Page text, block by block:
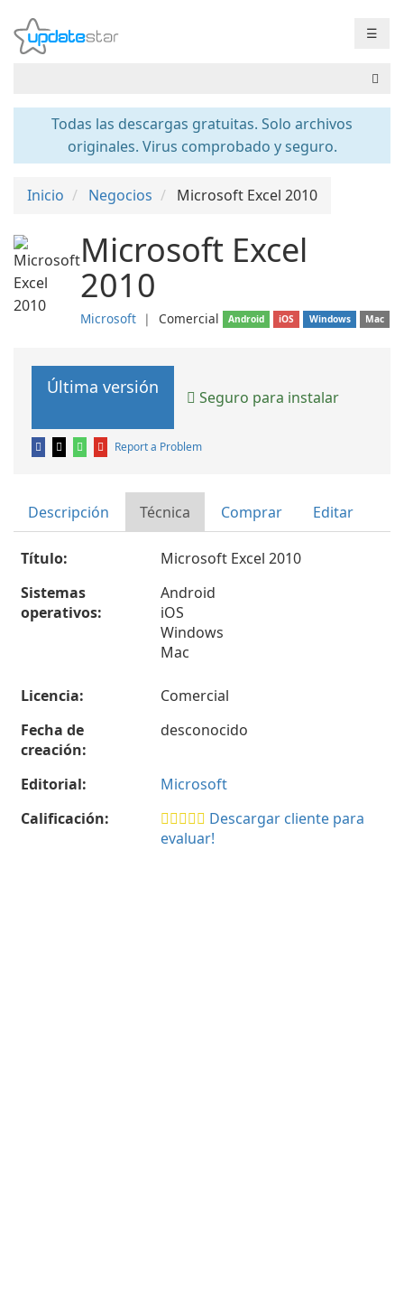
☰
Todas las descargas gratuitas. Solo archivos
originales. Virus comprobado y seguro.
Inicio Negocios Microsoft Excel 2010
Microsoft Excel
2010
Microsoft ❘ Comercial Android iOS Windows Mac
Última versión Seguro para instalar
Report a Problem
Descripción Técnica Comprar Editar
Título:
Microsoft Excel 2010
Sistemas
operativos:
Android
iOS
Windows
Mac
Licencia:
Comercial
Fecha de
creación:
desconocido
Editorial:
Microsoft
Calificación:
Descargar cliente para
evaluar!